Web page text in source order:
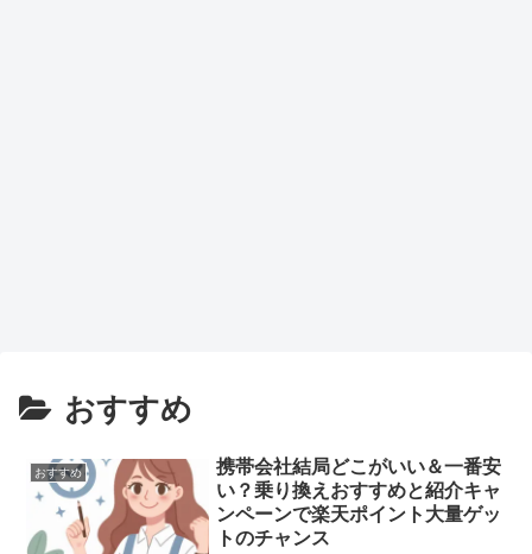
おすすめ
おすすめ
携帯会社結局どこがいい＆一番安
い？乗り換えおすすめと紹介キャ
ンペーンで楽天ポイント大量ゲッ
トのチャンス